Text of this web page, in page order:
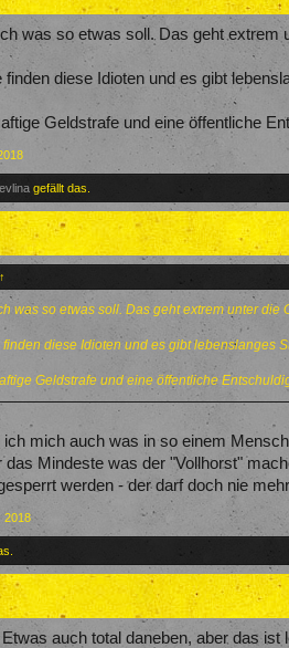
was so etwas soll. Das geht extrem
finden diese Idioten und es gibt
Geldstrafe und eine öffentliche
gefällt das.
↑
was so etwas soll. Das geht extrem unter die
finden diese Idioten und es gibt lebenslanges
Geldstrafe und eine öffentliche
mich auch was in so einem
das Mindeste was der "Vollhorst"
werden - der darf doch nie
2018
Etwas auch total daneben, aber das